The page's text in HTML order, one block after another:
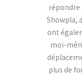
répondre
Showpla,
ont
moi-
plus de